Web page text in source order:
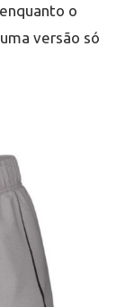
o
versão só